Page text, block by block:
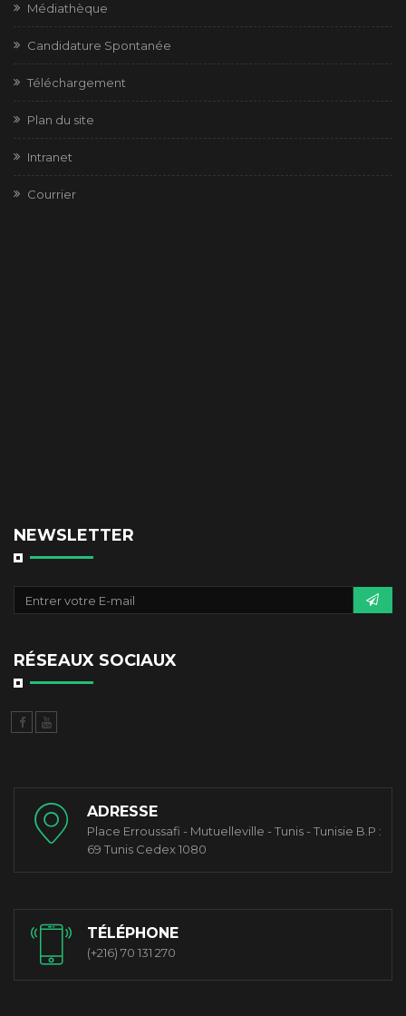
Médiathèque
Candidature Spontanée
Téléchargement
Plan du site
Intranet
Courrier
NEWSLETTER
RÉSEAUX SOCIAUX
ADRESSE
Place Erroussafi - Mutuelleville - Tunis - Tunisie B.P :
69 Tunis Cedex 1080
TÉLÉPHONE
(+216) 70 131 270